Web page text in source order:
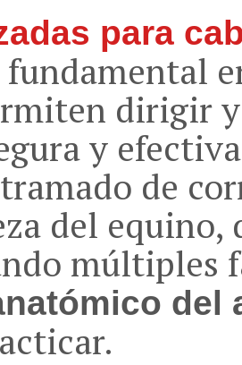
para
dirigir
y
de
del equino,
múltiples
del